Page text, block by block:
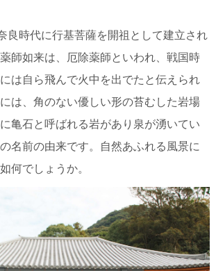
良時代に行基菩薩を開祖として建立され
師如来は、厄除薬師といわれ、戦国時
は自ら飛んで火中を出でたと伝えられ
は、角のない優しい形の苔むした岩場
亀石と呼ばれる岩があり泉が湧いてい
名前の由来です。自然あふれる風景に
何でしょうか。